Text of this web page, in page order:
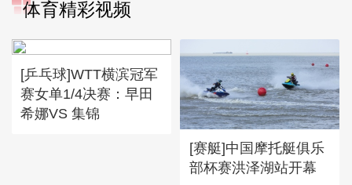
体育精彩视频
[乒乓球]WTT横滨冠军
赛女单1/4决赛：早田
希娜VS 集锦
[赛艇]中国摩托艇俱乐
部杯赛洪泽湖站开幕